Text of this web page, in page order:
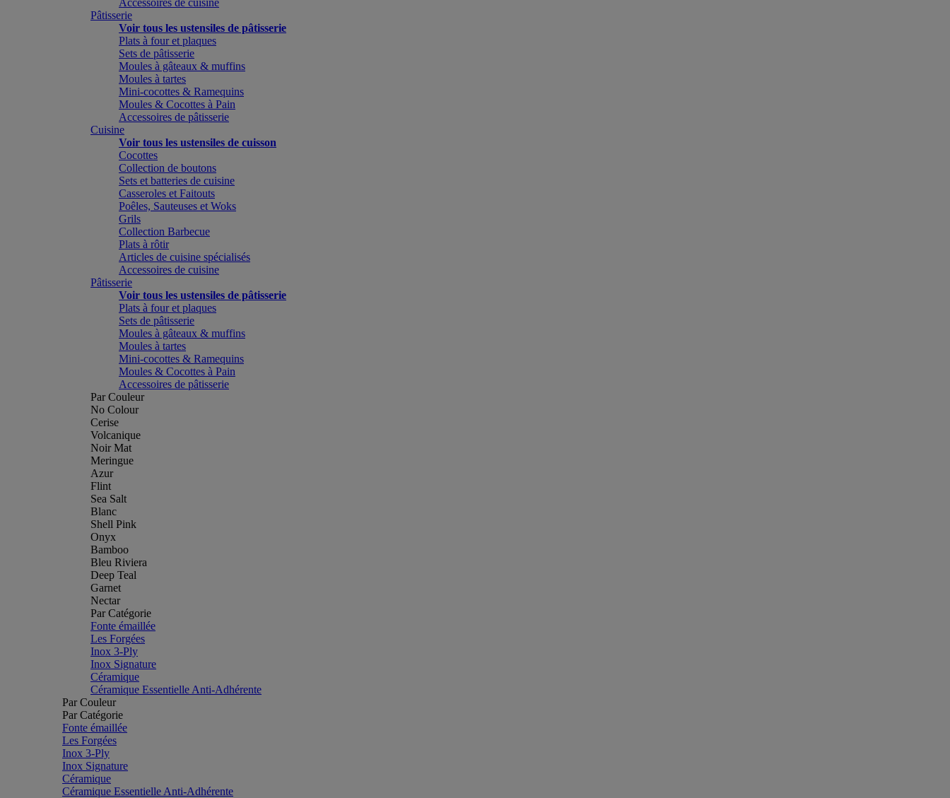
Accessoires de cuisine
Pâtisserie
Voir tous les ustensiles de pâtisserie
Plats à four et plaques
Sets de pâtisserie
Moules à gâteaux & muffins
Moules à tartes
Mini-cocottes & Ramequins
Moules & Cocottes à Pain
Accessoires de pâtisserie
Cuisine
Voir tous les ustensiles de cuisson
Cocottes
Collection de boutons
Sets et batteries de cuisine
Casseroles et Faitouts
Poêles, Sauteuses et Woks
Grils
Collection Barbecue
Plats à rôtir
Articles de cuisine spécialisés
Accessoires de cuisine
Pâtisserie
Voir tous les ustensiles de pâtisserie
Plats à four et plaques
Sets de pâtisserie
Moules à gâteaux & muffins
Moules à tartes
Mini-cocottes & Ramequins
Moules & Cocottes à Pain
Accessoires de pâtisserie
Par Couleur
No Colour
Cerise
Volcanique
Noir Mat
Meringue
Azur
Flint
Sea Salt
Blanc
Shell Pink
Onyx
Bamboo
Bleu Riviera
Deep Teal
Garnet
Nectar
Par Catégorie
Fonte émaillée
Les Forgées
Inox 3-Ply
Inox Signature
Céramique
Céramique Essentielle Anti-Adhérente
Par Couleur
Par Catégorie
Fonte émaillée
Les Forgées
Inox 3-Ply
Inox Signature
Céramique
Céramique Essentielle Anti-Adhérente